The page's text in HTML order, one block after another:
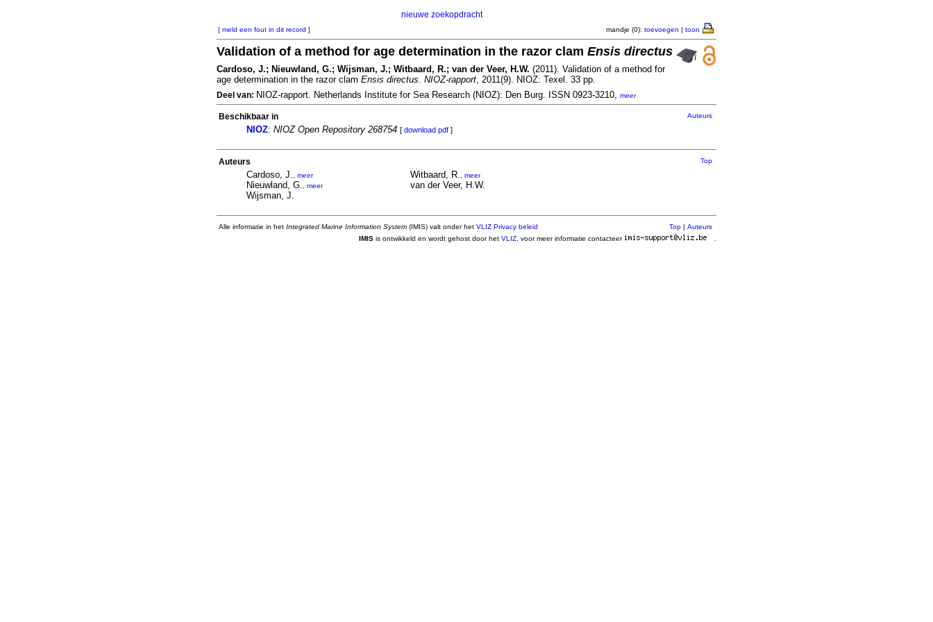
nieuwe zoekopdracht
[ meld een fout in dit record ] mandje (0): toevoegen | toon
Validation of a method for age determination in the razor clam Ensis directus
Cardoso, J.; Nieuwland, G.; Wijsman, J.; Witbaard, R.; van der Veer, H.W. (2011). Validation of a method for
age determination in the razor clam Ensis directus. NIOZ-rapport, 2011(9). NIOZ: Texel. 33 pp.
Deel van: NIOZ-rapport. Netherlands Institute for Sea Research (NIOZ): Den Burg. ISSN 0923-3210, meer
Beschikbaar in Auteurs
NIOZ: NIOZ Open Repository 268754 [ download pdf ]
Auteurs Top
Cardoso, J. meer
Nieuwland, G. meer
Wijsman, J.
Witbaard, R. meer
van der Veer, H.W.
Alle informatie in het Integrated Marine Information System (IMIS) valt onder het VLIZ Privacy beleid Top | Auteurs
IMIS is ontwikkeld en wordt gehost door het VLIZ , voor meer informatie contacteer